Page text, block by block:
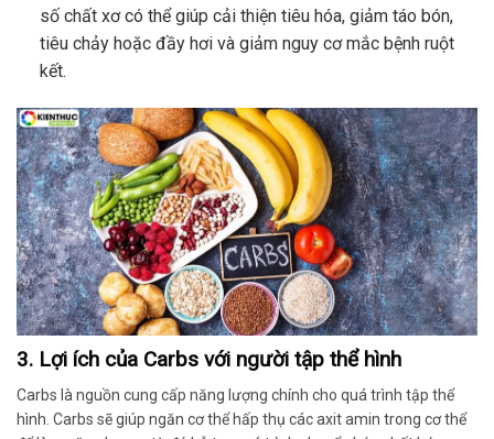
số chất xơ có thể giúp cải thiện tiêu hóa, giảm táo bón,
tiêu chảy hoặc đầy hơi và giảm nguy cơ mắc bệnh ruột
kết.
3. Lợi ích của Carbs với người tập thể hình
Carbs là nguồn cung cấp năng lượng chính cho quá trình tập thể
hình. Carbs sẽ giúp ngăn cơ thể hấp thụ các axit amin trong cơ thể